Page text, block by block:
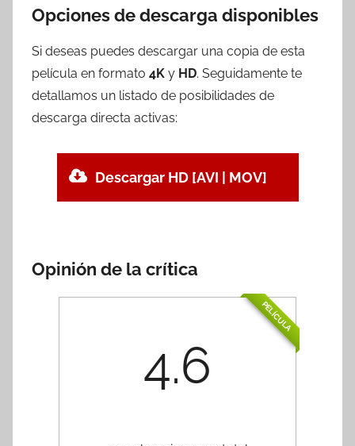
Opciones de descarga disponibles
Si deseas puedes descargar una copia de esta
película en formato 4K y HD. Seguidamente te
detallamos un listado de posibilidades de
descarga directa activas:
Descargar HD [AVI | MOV]
Opinión de la crítica
PELÍCULA
4.6